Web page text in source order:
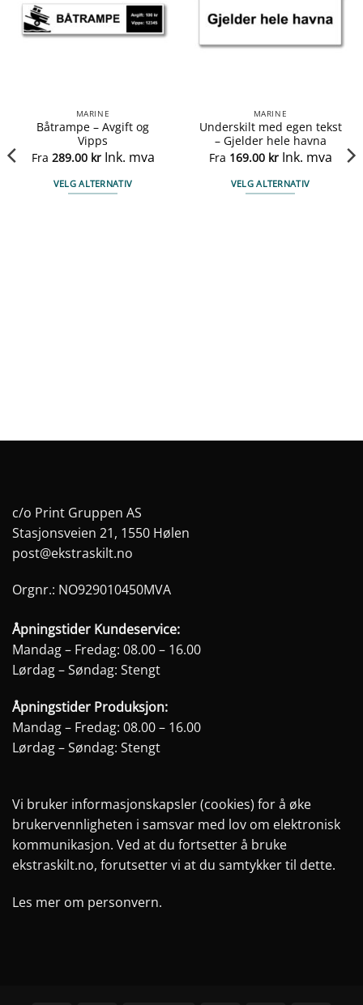
MARINE
Båtrampe – Avgift og
Vipps
Fra 289.00 kr Ink. mva
VELG ALTERNATIV
MARINE
Underskilt med egen tekst
– Gjelder hele havna
Fra 169.00 kr Ink. mva
VELG ALTERNATIV
c/o Print Gruppen AS
Stasjonsveien 21, 1550 Hølen
post@ekstraskilt.no
Orgnr.: NO929010450MVA
Åpningstider Kundeservice:
Mandag – Fredag: 08.00 – 16.00
Lørdag – Søndag: Stengt
Åpningstider Produksjon:
Mandag – Fredag: 08.00 – 16.00
Lørdag – Søndag: Stengt
Vi bruker informasjonskapsler (cookies) for å øke
brukervennligheten i samsvar med lov om elektronisk
kommunikasjon. Ved at du fortsetter å bruke
ekstraskilt.no, forutsetter vi at du samtykker til dette.
Les mer om personvern.